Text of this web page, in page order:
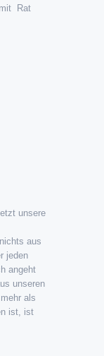
Rat
unsere
aus
jeden
angeht
unseren
als
ist, ist